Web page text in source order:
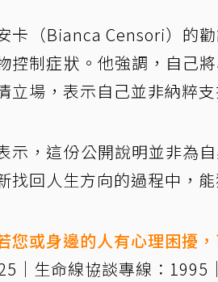
卡（Bianca Censori）的
控制症狀。他強調，自己
立場，表示自己並非納粹
示，這份公開說明並非為
找回人生方向的過程中，
您或身邊的人有心理困擾
｜生命線協談專線：1995